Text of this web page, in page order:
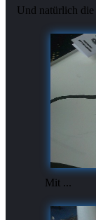
Und natürlich die
Mit ...